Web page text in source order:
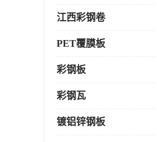
江西彩钢卷
PET覆膜板
彩钢板
彩钢瓦
镀铝锌钢板